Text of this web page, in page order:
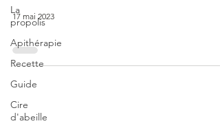
La
propolis
Apithérapie
Recette
Guide
Cire
d'abeille
17 mai 2023